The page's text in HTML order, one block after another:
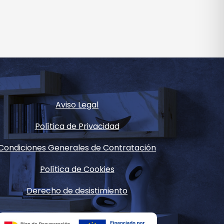
Aviso Legal
Política de Privacidad
Generales de Contratación
Política de Cookies
Derecho de desistimiento